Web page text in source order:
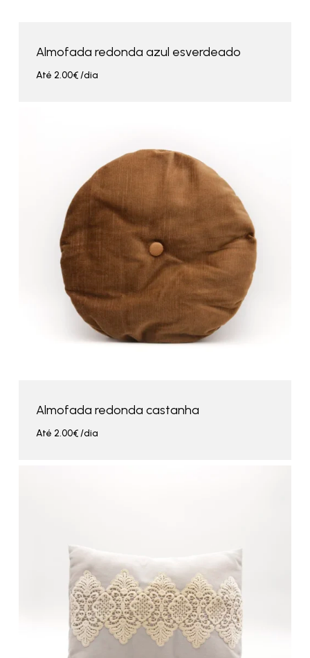
Almofada redonda azul esverdeado
Até 2.00€/dia
Almofada redonda castanha
Até 2.00€/dia